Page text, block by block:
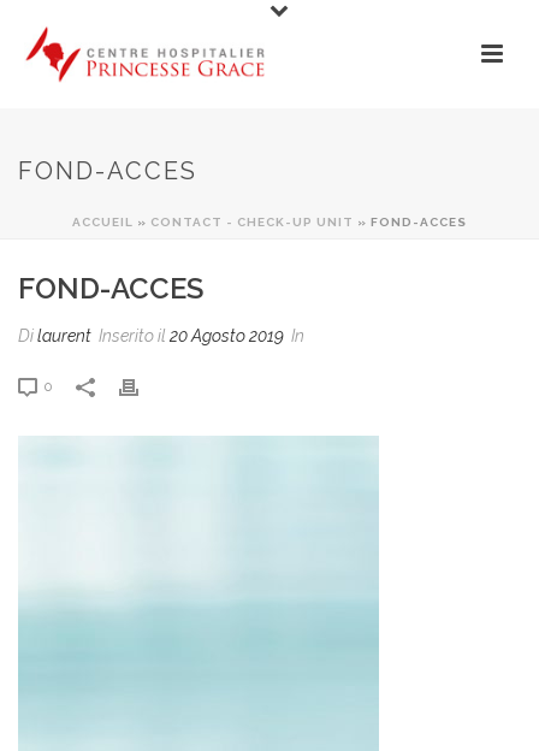
FOND-ACCES
ACCUEIL » CONTACT - CHECK-UP UNIT » FOND-ACCES
FOND-ACCES
Dilaurent Inserito il 20 Agosto 2019 In
0